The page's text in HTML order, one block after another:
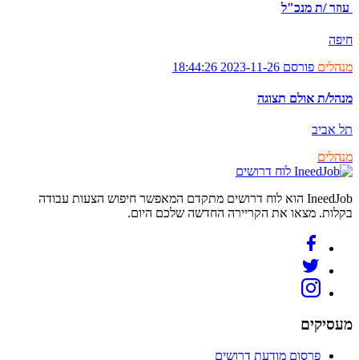
עוזר /ת מנכ"ל
חיפה
מנהלים פורסם 2023-11-26 18:44:26
מנהל/ת אולם תצוגה
תל אביב
מנהלים
לוח דרושים
IneedJob הוא לוח דרושים מתקדם המאפשר חיפוש הצעות עבודה
בקלות. מצאו את הקריירה החדשה שלכם היום.
מעסיקים
פרסום מודעת דרושים